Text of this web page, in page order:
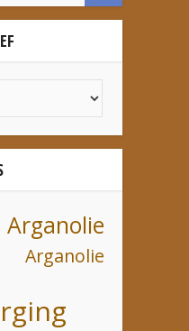
Arganolie